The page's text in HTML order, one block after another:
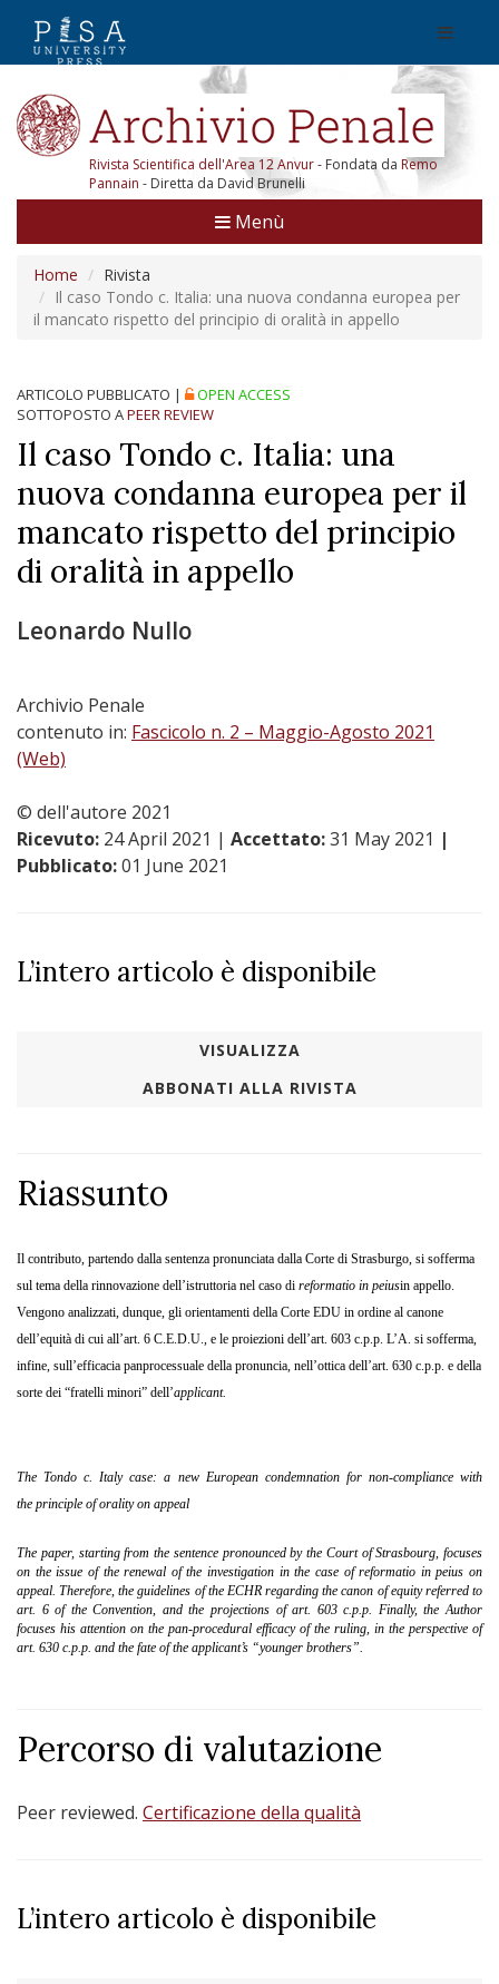
Rivista Scientifica dell'Area 12 Anvur- Fondata da Remo
Pannain - Diretta da David Brunelli
Menù
Home
Rivista
Il caso Tondo c. Italia: una nuova condanna europea per
il mancato rispetto del principio di oralità in appello
ARTICOLO PUBBLICATO |
OPEN ACCESS
SOTTOPOSTO APEER REVIEW
Il caso Tondo c. Italia: una
nuova condanna europea per il
mancato rispetto del principio
di oralità in appello
Leonardo Nullo
Archivio Penale
contenuto in: Fascicolo n. 2 – Maggio-Agosto 2021
(Web)
© dell'autore 2021
Ricevuto: 24 April 2021 | Accettato:31 May 2021 |
Pubblicato:01 June 2021
L’intero articolo è disponibile
VISUALIZZA
ABBONATI ALLA RIVISTA
Riassunto
Il contributo, partendo dalla sentenza pronunciata dalla Corte di Strasburgo, si sofferma
sul tema della rinnovazione dell’istruttoria nel caso di reformatio in peiusin appello.
Vengono analizzati, dunque, gli orientamenti della Corte EDU in ordine al canone
dell’equità di cui all’art. 6 C.E.D.U., e le proiezioni dell’art. 603 c.p.p. L’A. si sofferma,
infine, sull’efficacia panprocessuale della pronuncia, nell’ottica dell’art. 630 c.p.p. e della
sorte dei “fratelli minori” dell’applicant.
The Tondo c. Italycase: a new European condemnation for non-compliance with
the principle of orality on appeal
The paper, starting from the sentence pronounced by the Court of Strasbourg, focuses
on the issue of the renewal of the investigation in the case of reformatio in peius on
appeal. Therefore, the guidelines of the ECHR regarding the canon of equity referred to
art. 6 of the Convention, and the projections of art. 603 c.p.p. Finally, the Author
focuses his attention on the pan-procedural efficacy of the ruling, in the perspective of
art. 630 c.p.p. and the fate of the applicant’s “younger brothers”.
Percorso di valutazione
Peer reviewed. Certificazione della qualità
L’intero articolo è disponibile